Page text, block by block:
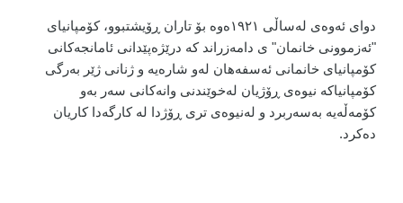
دوای ئەوەی لەساڵی ١٩٢١ەوە بۆ تاران ڕۆیشتبوو، کۆمپانیای
"ئەزموونی خانمان" ی دامەزراند کە درێژەپێدانی ئامانجەکانی
کۆمپانیای خانمانی ئەسفەهان لەو شارەیە و ژنانی ژێر بەرگی
کۆمپانیاکە نیوەی ڕۆژیان لەخوێندنی وانەکانی سەر بەو
کۆمەڵەیە بەسەربرد و لەنیوەی تری ڕۆژدا لە کارگەدا کاریان
دەکرد.